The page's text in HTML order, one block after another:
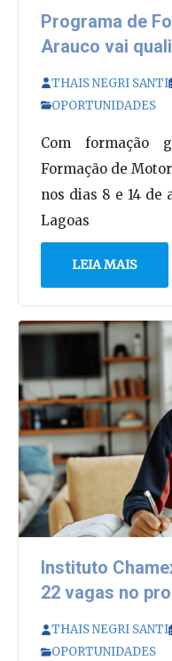
Programa de
Arauco vai
THAIS NEGRI SANTI
OPORTUNIDADES
Com formação
Formação de
nos dias 8 e 14 de
Lagoas
LEIA MAIS
Instituto
22 vagas no
THAIS NEGRI SANTI
OPORTUNIDADES